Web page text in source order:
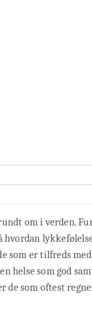
om i verden.
hvordan
som er tilfreds
helse som god
de som oftest